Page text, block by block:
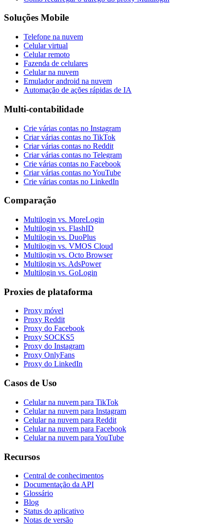
Soluções Mobile
Telefone na nuvem
Celular virtual
Celular remoto
Fazenda de celulares
Celular na nuvem
Emulador android na nuvem
Automação de ações rápidas de IA
Multi-contabilidade
Crie várias contas no Instagram
Criar várias contas no TikTok
Criar várias contas no Reddit
Criar várias contas no Telegram
Crie várias contas no Facebook
Criar várias contas no YouTube
Crie várias contas no LinkedIn
Comparação
Multilogin vs. MoreLogin
Multilogin vs. FlashID
Multilogin vs. DuoPlus
Multilogin vs. VMOS Cloud
Multilogin vs. Octo Browser
Multilogin vs. AdsPower
Multilogin vs. GoLogin
Proxies de plataforma
Proxy móvel
Proxy Reddit
Proxy do Facebook
Proxy SOCKS5
Proxy do Instagram
Proxy OnlyFans
Proxy do LinkedIn
Casos de Uso
Celular na nuvem para TikTok
Celular na nuvem para Instagram
Celular na nuvem para Reddit
Celular na nuvem para Facebook
Celular na nuvem para YouTube
Recursos
Central de conhecimentos
Documentação da API
Glossário
Blog
Status do aplicativo
Notas de versão